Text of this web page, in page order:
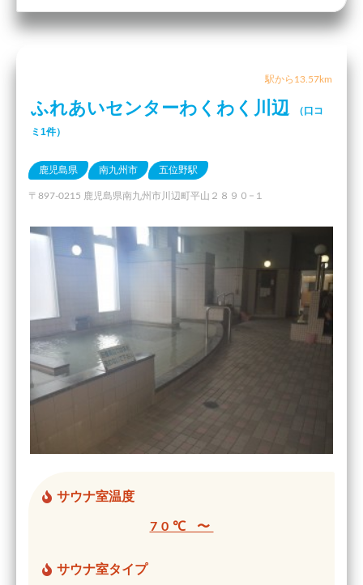
駅から13.57km
ふれあいセンターわくわく川辺
（口コ
ミ1件）
鹿児島県 南九州市 五位野駅
〒897-0215 鹿児島県南九州市川辺町平山２８９０−１
サウナ室温度
70℃ 〜
サウナ室タイプ